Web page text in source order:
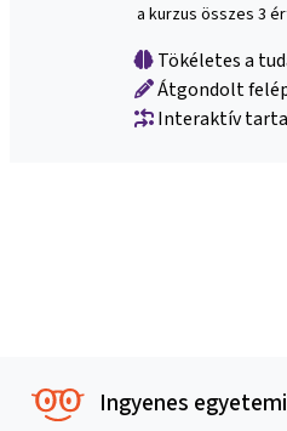
a kurzus összes 3
Tökéletes a
Átgondolt
Interaktív
Ingyenes